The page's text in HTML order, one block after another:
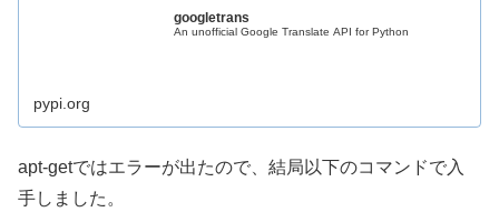
googletrans
An unofficial Google Translate API for Python
pypi.org
apt-getではエラーが出たので、結局以下のコマンドで入
手しました。